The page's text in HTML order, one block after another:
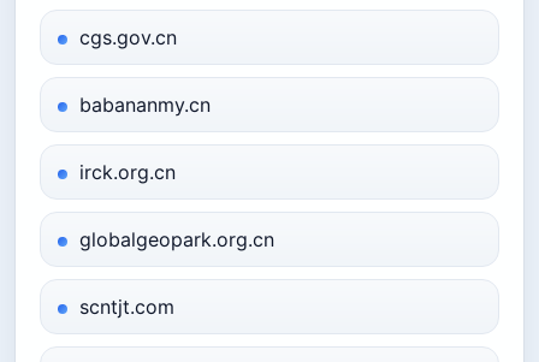
cgs.gov.cn
babananmy.cn
irck.org.cn
globalgeopark.org.cn
scntjt.com